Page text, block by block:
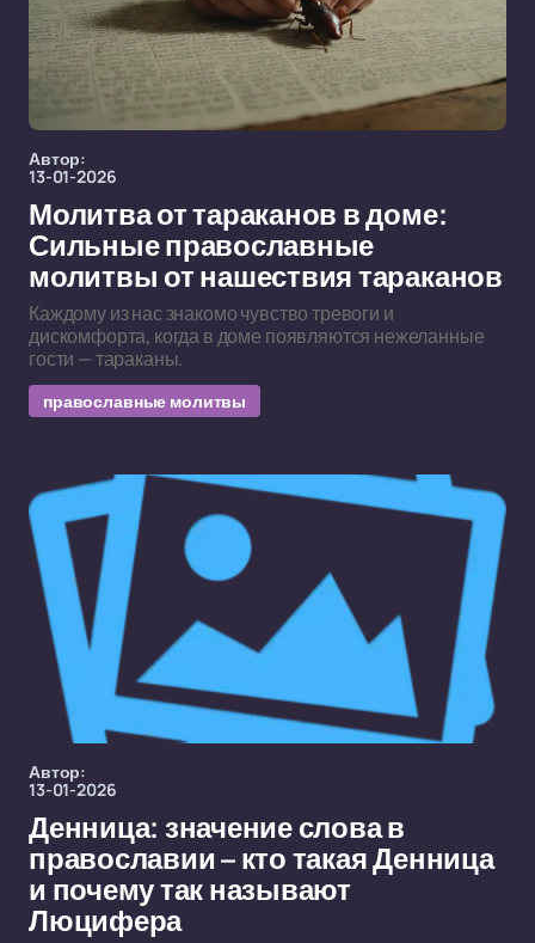
Автор:
13-01-2026
Молитва от тараканов в доме:
Сильные православные
молитвы от нашествия тараканов
Каждому из нас знакомо чувство тревоги и
дискомфорта, когда в доме появляются нежеланные
гости — тараканы.
православные молитвы
Автор:
13-01-2026
Денница: значение слова в
православии – кто такая Денница
и почему так называют
Люцифера